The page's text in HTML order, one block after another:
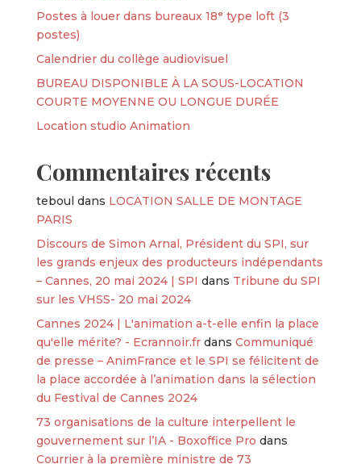
Postes à louer dans bureaux 18ᵉ type loft (3
postes)
Calendrier du collège audiovisuel
BUREAU DISPONIBLE À LA SOUS-LOCATION
COURTE MOYENNE OU LONGUE DURÉE
Location studio Animation
Commentaires récents
teboul dans LOCATION SALLE DE MONTAGE
PARIS
Discours de Simon Arnal, Président du SPI, sur
les grands enjeux des producteurs indépendants
– Cannes, 20 mai 2024 | SPI dans Tribune du SPI
sur les VHSS- 20 mai 2024
Cannes 2024 | L'animation a-t-elle enfin la place
qu'elle mérite? - Ecrannoir.frdans Communiqué
de presse – AnimFrance et le SPI se félicitent de
la place accordée à l’animation dans la sélection
du Festival de Cannes 2024
73 organisations de la culture interpellent le
gouvernement sur l’IA - Boxoffice Pro dans
Courrier à la première ministre de 73